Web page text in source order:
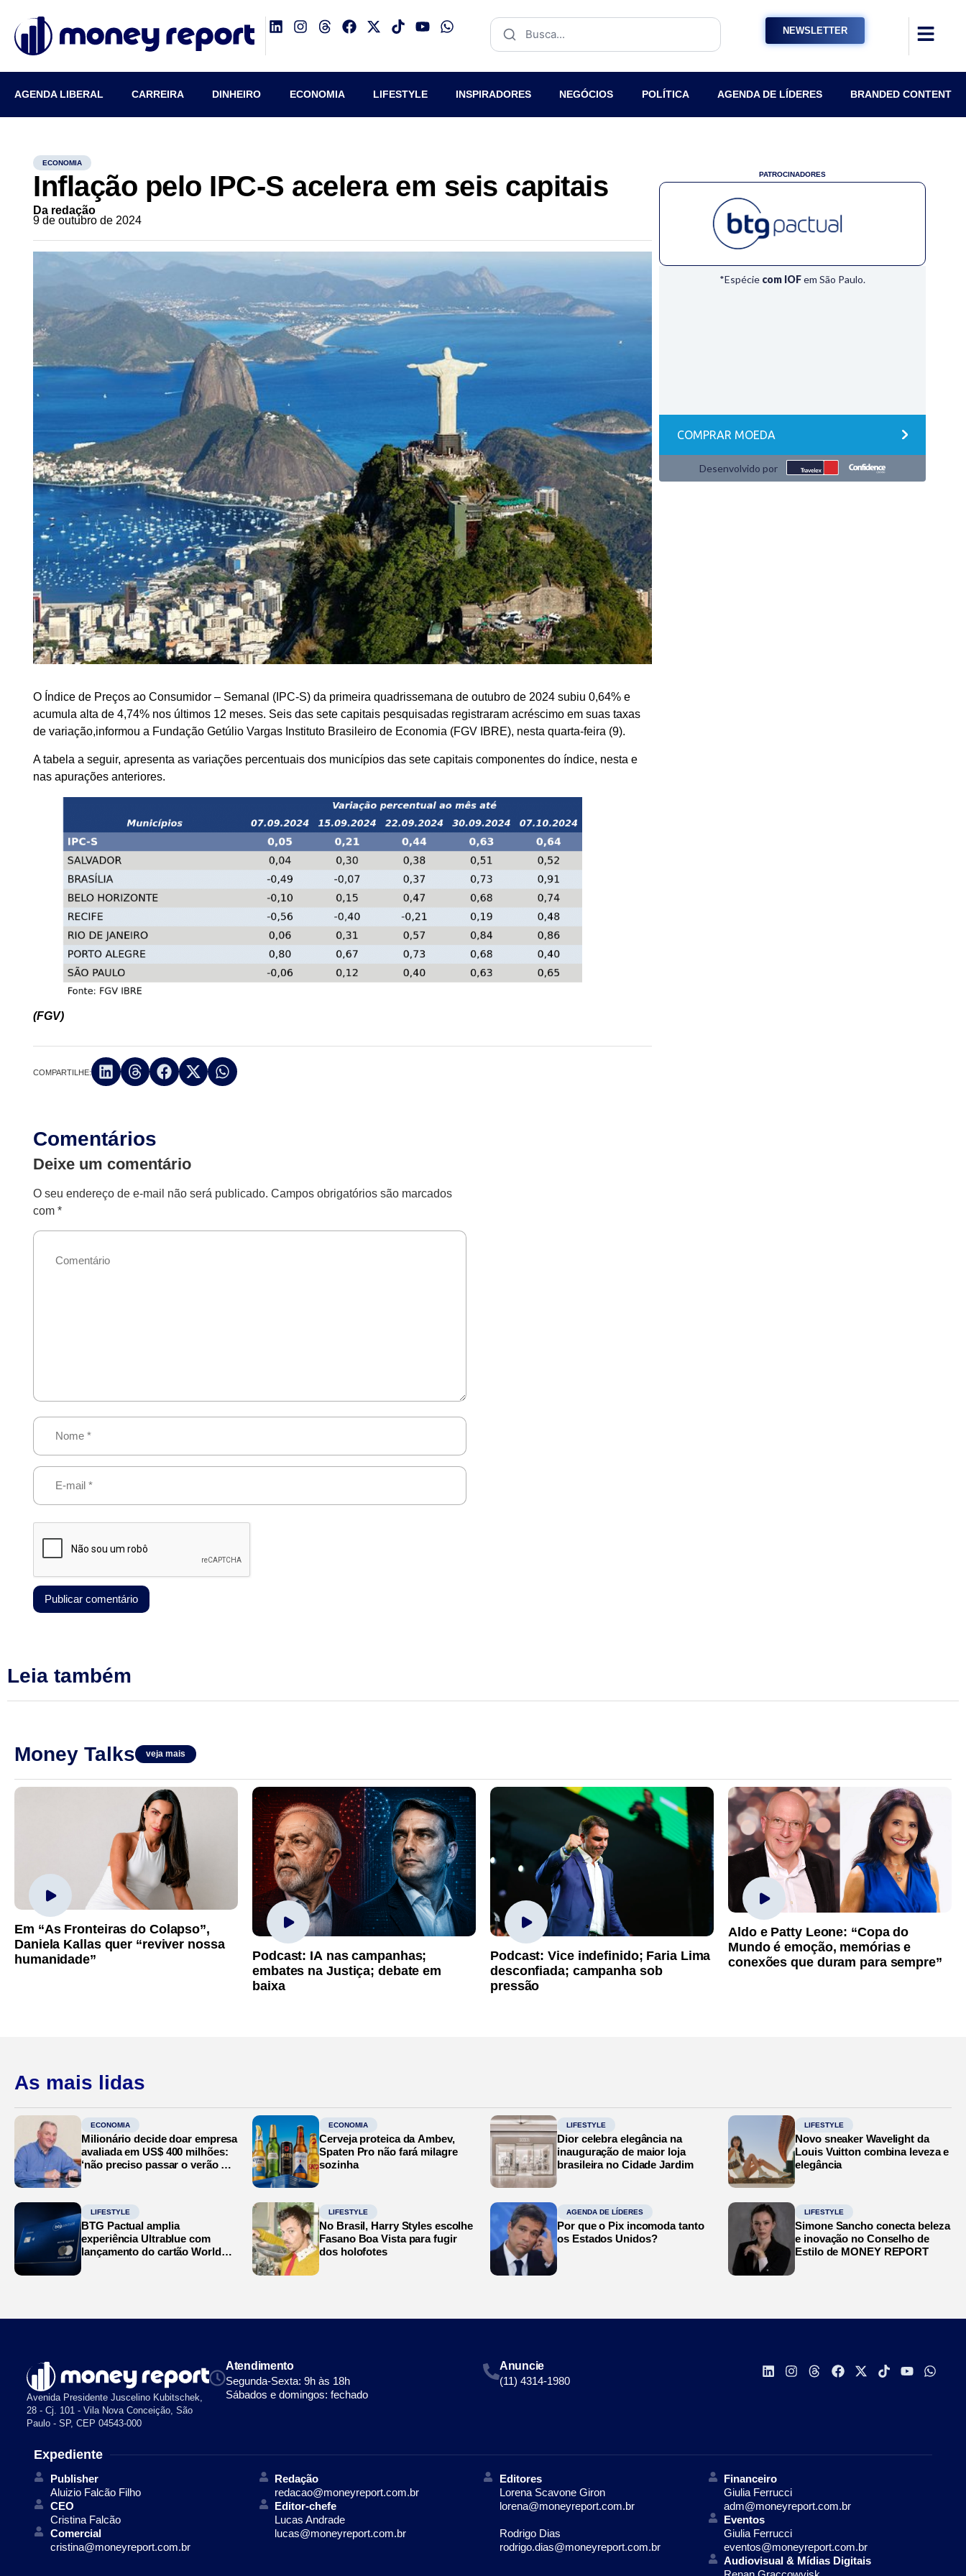
NEWSLETTER
AGENDA LIBERAL CARREIRA DINHEIRO ECONOMIA LIFESTYLE INSPIRADORES NEGÓCIOS POLÍTICA AGENDA DE LÍDERES BRANDED CONTENT
ECONOMIA
Inflação pelo IPC-S acelera em seis capitais
Da redação
9 de outubro de 2024
O Índice de Preços ao Consumidor – Semanal (IPC-S) da primeira quadrissemana de outubro de 2024 subiu 0,64% e
acumula alta de 4,74% nos últimos 12 meses. Seis das sete capitais pesquisadas registraram acréscimo em suas taxas
de variação,informou a Fundação Getúlio Vargas Instituto Brasileiro de Economia (FGV IBRE), nesta quarta-feira (9).
A tabela a seguir, apresenta as variações percentuais dos municípios das sete capitais componentes do índice, nesta e
nas apurações anteriores.
(FGV)
COMPARTILHE:
Comentários
Deixe um comentário
O seu endereço de e-mail não será publicado. Campos obrigatórios são marcados
com*
PATROCINADORES
Leia também
Money Talks veja mais
Em “As Fronteiras do Colapso”,
Daniela Kallas quer “reviver nossa
humanidade”
Podcast: IA nas campanhas;
embates na Justiça; debate em
baixa
Podcast: Vice indefinido; Faria Lima
desconfiada; campanha sob
pressão
Aldo e Patty Leone: “Copa do
Mundo é emoção, memórias e
conexões que duram para sempre”
As mais lidas
ECONOMIA
Milionário decide doar empresa
avaliada em US$ 400 milhões:
‘não preciso passar o verão no
ECONOMIA
Cerveja proteica da Ambev,
Spaten Pro não fará milagre
sozinha
LIFESTYLE
Dior celebra elegância na
inauguração de maior loja
brasileira no Cidade Jardim
LIFESTYLE
Novo sneaker Wavelight da
Louis Vuitton combina leveza e
elegância
LIFESTYLE
BTG Pactual amplia
experiência Ultrablue com
lançamento do cartão World
LIFESTYLE
No Brasil, Harry Styles escolhe
Fasano Boa Vista para fugir
dos holofotes
AGENDA DE LÍDERES
Por que o Pix incomoda tanto
os Estados Unidos?
LIFESTYLE
Simone Sancho conecta beleza
e inovação no Conselho de
Estilo de MONEY REPORT
Avenida Presidente Juscelino Kubitschek,
28 - Cj. 101 - Vila Nova Conceição, São
Paulo - SP, CEP 04543-000
Atendimento
Segunda-Sexta: 9h às 18h
Sábados e domingos: fechado
Anuncie
(11) 4314-1980
Expediente
Publisher
Aluizio Falcão Filho
CEO
Cristina Falcão
Comercial
cristina@moneyreport.com.br
Redação
redacao@moneyreport.com.br
Editor-chefe
Lucas Andrade
lucas@moneyreport.com.br
Editores
Lorena Scavone Giron
lorena@moneyreport.com.br
Rodrigo Dias
rodrigo.dias@moneyreport.com.br
Financeiro
Giulia Ferrucci
adm@moneyreport.com.br
Eventos
Giulia Ferrucci
eventos@moneyreport.com.br
Audiovisual & Mídias Digitais